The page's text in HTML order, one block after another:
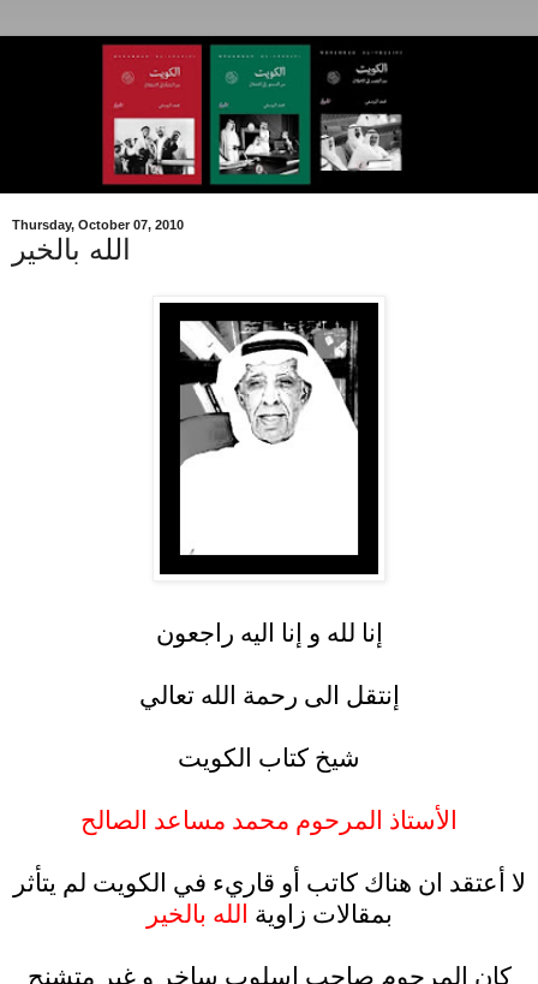
Thursday, October 07, 2010
الله بالخير
إنا لله و إنا اليه راجعون
إنتقل الى رحمة الله تعالي
شيخ كتاب الكويت
الأستاذ المرحوم محمد مساعد الصالح
لا أعتقد ان هناك كاتب أو قاريء في الكويت لم يتأثر
بمقالات زاوية الله بالخير
كان المرحوم صاحب إسلوب ساخر و غير متشنج